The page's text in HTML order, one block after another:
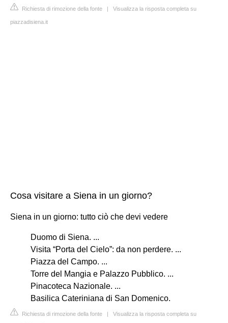
Richiesta di rimozione della fonte | Visualizza la risposta completa su
piazzadisiena.it
Cosa visitare a Siena in un giorno?
Siena in un giorno: tutto ciò che devi vedere
Duomo di Siena. ...
Visita “Porta del Cielo”: da non perdere. ...
Piazza del Campo. ...
Torre del Mangia e Palazzo Pubblico. ...
Pinacoteca Nazionale. ...
Basilica Cateriniana di San Domenico.
Richiesta di rimozione della fonte | Visualizza la risposta completa su